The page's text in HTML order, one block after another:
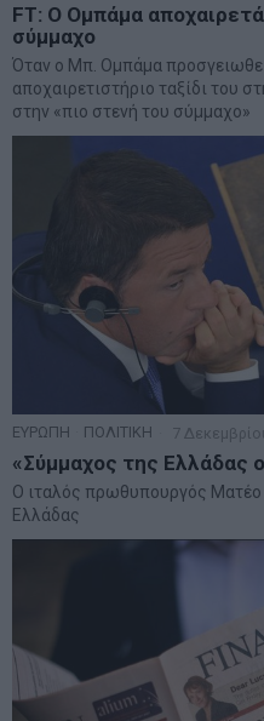
FT: Ο Ομπάμα
σύμμαχο
Όταν ο Μπ. Ομπάμα
αποχαιρετιστήριο ταξίδι του
στην «πιο στενή του σύμμαχο»
ΕΥΡΩΠΗ ΠΟΛΙΤΙΚΗ 7
«Σύμμαχος της Ελλάδας
Ο ιταλός πρωθυπουργός Ματέο
Ελλάδας